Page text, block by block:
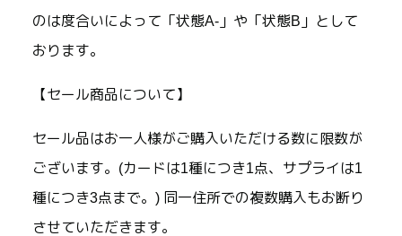
のは度合いによって「状態A-」や「状態B」として
おります。
【セール商品について】
セール品はお一人様がご購入いただける数に限数が
ございます。(カードは1種につき1点、サプライは1
種につき3点まで。) 同一住所での複数購入もお断り
させていただきます。